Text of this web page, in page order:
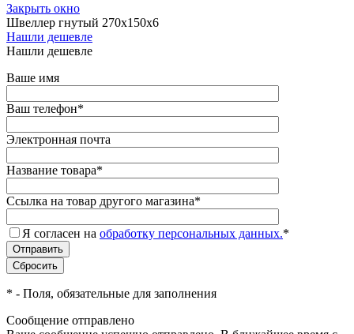
Закрыть окно
Швеллер гнутый 270х150х6
Нашли дешевле
Нашли дешевле
Ваше имя
Ваш телефон*
Электронная почта
Название товара*
Ссылка на товар другого магазина*
Я согласен на обработку персональных данных.*
* - Поля, обязательные для заполнения
Сообщение отправлено